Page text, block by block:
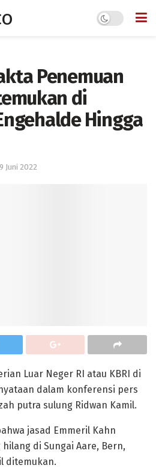
Penemuan
di
Hingga
9 Juni 2022
Luar Neger RI atau KBRI di
dalam konferensi pers
putra sulung Ridwan Kamil.
jasad Emmeril Kahn
di Sungai Aare, Bern,
ditemukan.